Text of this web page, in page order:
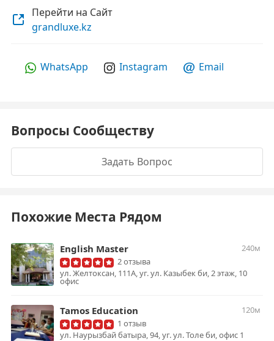
Перейти на Сайт
grandluxe.kz
WhatsApp Instagram Email
Вопросы Сообществу
Задать Вопрос
Похожие Места Рядом
English Master
240м
2 отзыва
ул. Желтоксан, 111А, уг. ул. Казыбек би, 2 этаж, 10
офис
Tamos Education
120м
1 отзыв
ул. Наурызбай батыра, 94, уг. ул. Толе би, офис 1